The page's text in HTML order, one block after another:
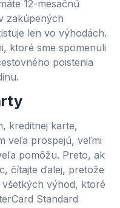
12-mesačnú
zakúpených
len vo výhodách.
ktoré sme spomenuli
poistenia
kreditnej karte,
veľa prospejú, veľmi
pomôžu. Preto, ak
čítajte ďalej, pretože
všetkých výhod, ktoré
Standard